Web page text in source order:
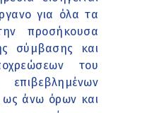
για όλα τα
προσήκουσα
σύμβασης και
του
άνω όρων και